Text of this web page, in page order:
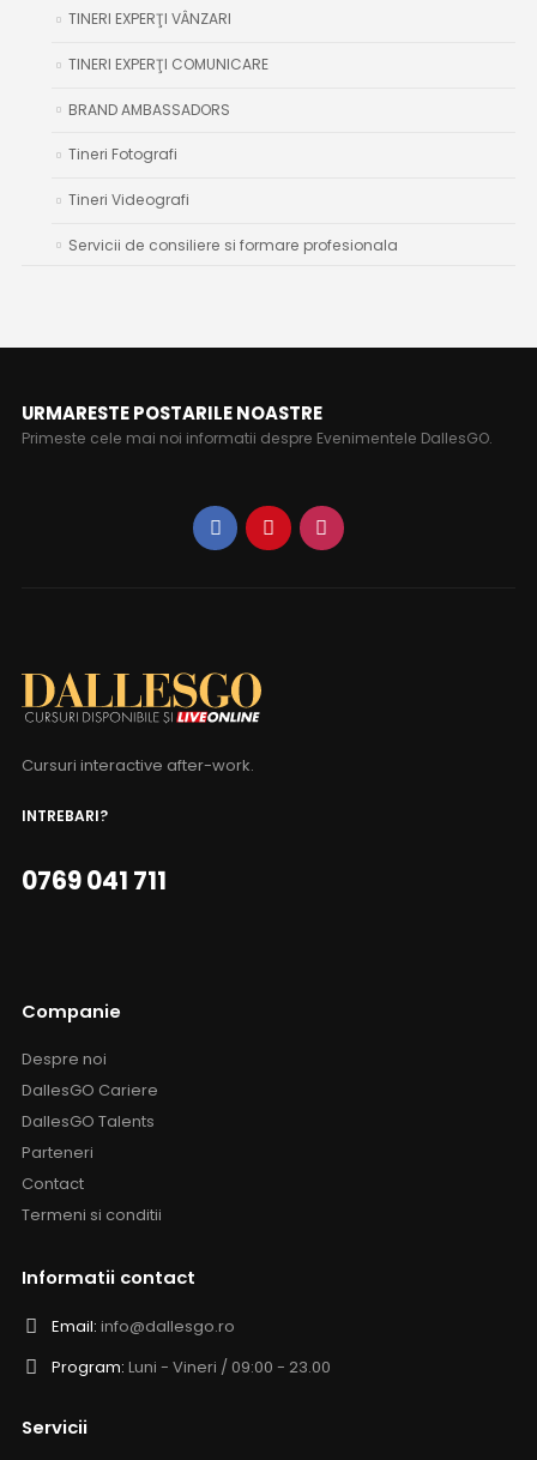
TINERI EXPERŢI VÂNZARI
TINERI EXPERŢI COMUNICARE
BRAND AMBASSADORS
Tineri Fotografi
Tineri Videografi
Servicii de consiliere si formare profesionala
URMARESTE POSTARILE NOASTRE
Primeste cele mai noi informatii despre Evenimentele DallesGO.
Cursuri interactive after-work.
INTREBARI?
0769 041 711
Companie
Despre noi
DallesGO Cariere
DallesGO Talents
Parteneri
Contact
Termeni si conditii
Informatii contact
Email: info@dallesgo.ro
Program: Luni - Vineri / 09:00 - 23.00
Servicii